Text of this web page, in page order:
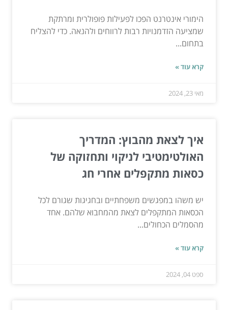
הימורי אינטרנט הפכו לפעילות פופולרית ומרתקת
שמציעה הזדמנויות רבות לרווחים ולהנאה. כדי להצליח
בתחום...
קרא עוד »
מאי 23, 2024
איך לצאת מהבוץ: המדריך
האולטימטיבי לניקוי ותחזוקה של
כסאות מתקפלים אחרי חג
יש משהו במפגשים משפחתיים ובחגיגות שגורם לכל
הכסאות המתקפלים לצאת מהמחבוא שלהם. אחד
מהסמלים הכחולים...
קרא עוד »
ספט 04, 2024